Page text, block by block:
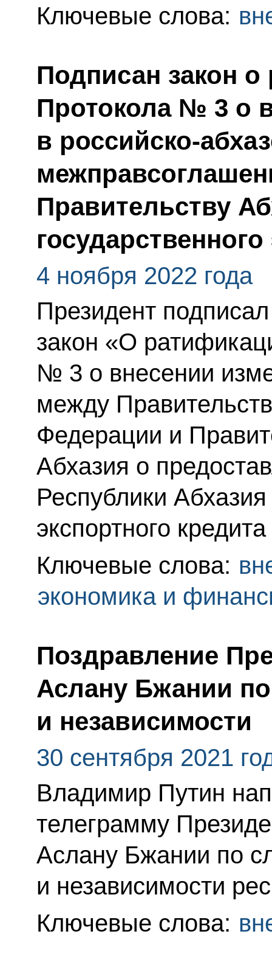
Ключевые слова:
Подписан закон
Протокола № 3 о
в российско-
Правительству
4 ноября 2022 года
Президент
закон «О
№ 3 о внесении
между
Федерации и
Абхазия о
Республики Абхазия
экспортного
Ключевые слова:
экономика и
Поздравление
Аслану Бжании
и независимости
30 сентября 2021
Владимир Путин
телеграмму
Аслану Бжании по
и независимости
Ключевые слова: